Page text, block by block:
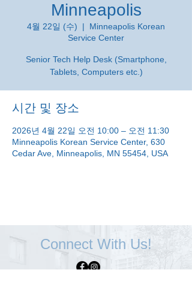
Minneapolis
4월 22일 (수)
  |
Minneapolis Korean
Service Center
Senior Tech Help Desk (Smartphone,
Tablets, Computers etc.)
시간 및 장소
2026년 4월 22일 오전 10:00 – 오전 11:30
Minneapolis Korean Service Center, 630
Cedar Ave, Minneapolis, MN 55454, USA
Connect With Us!